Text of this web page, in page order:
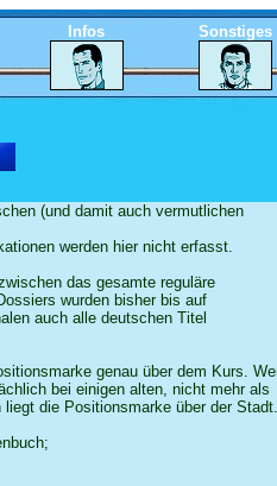
Infos Sonstiges
(und damit auch vermutlichen
werden hier nicht erfasst.
das gesamte reguläre
wurden bisher bis auf
auch alle deutschen Titel
genau über dem Kurs.
bei einigen alten, nicht mehr als
die Positionsmarke über der Stadt.